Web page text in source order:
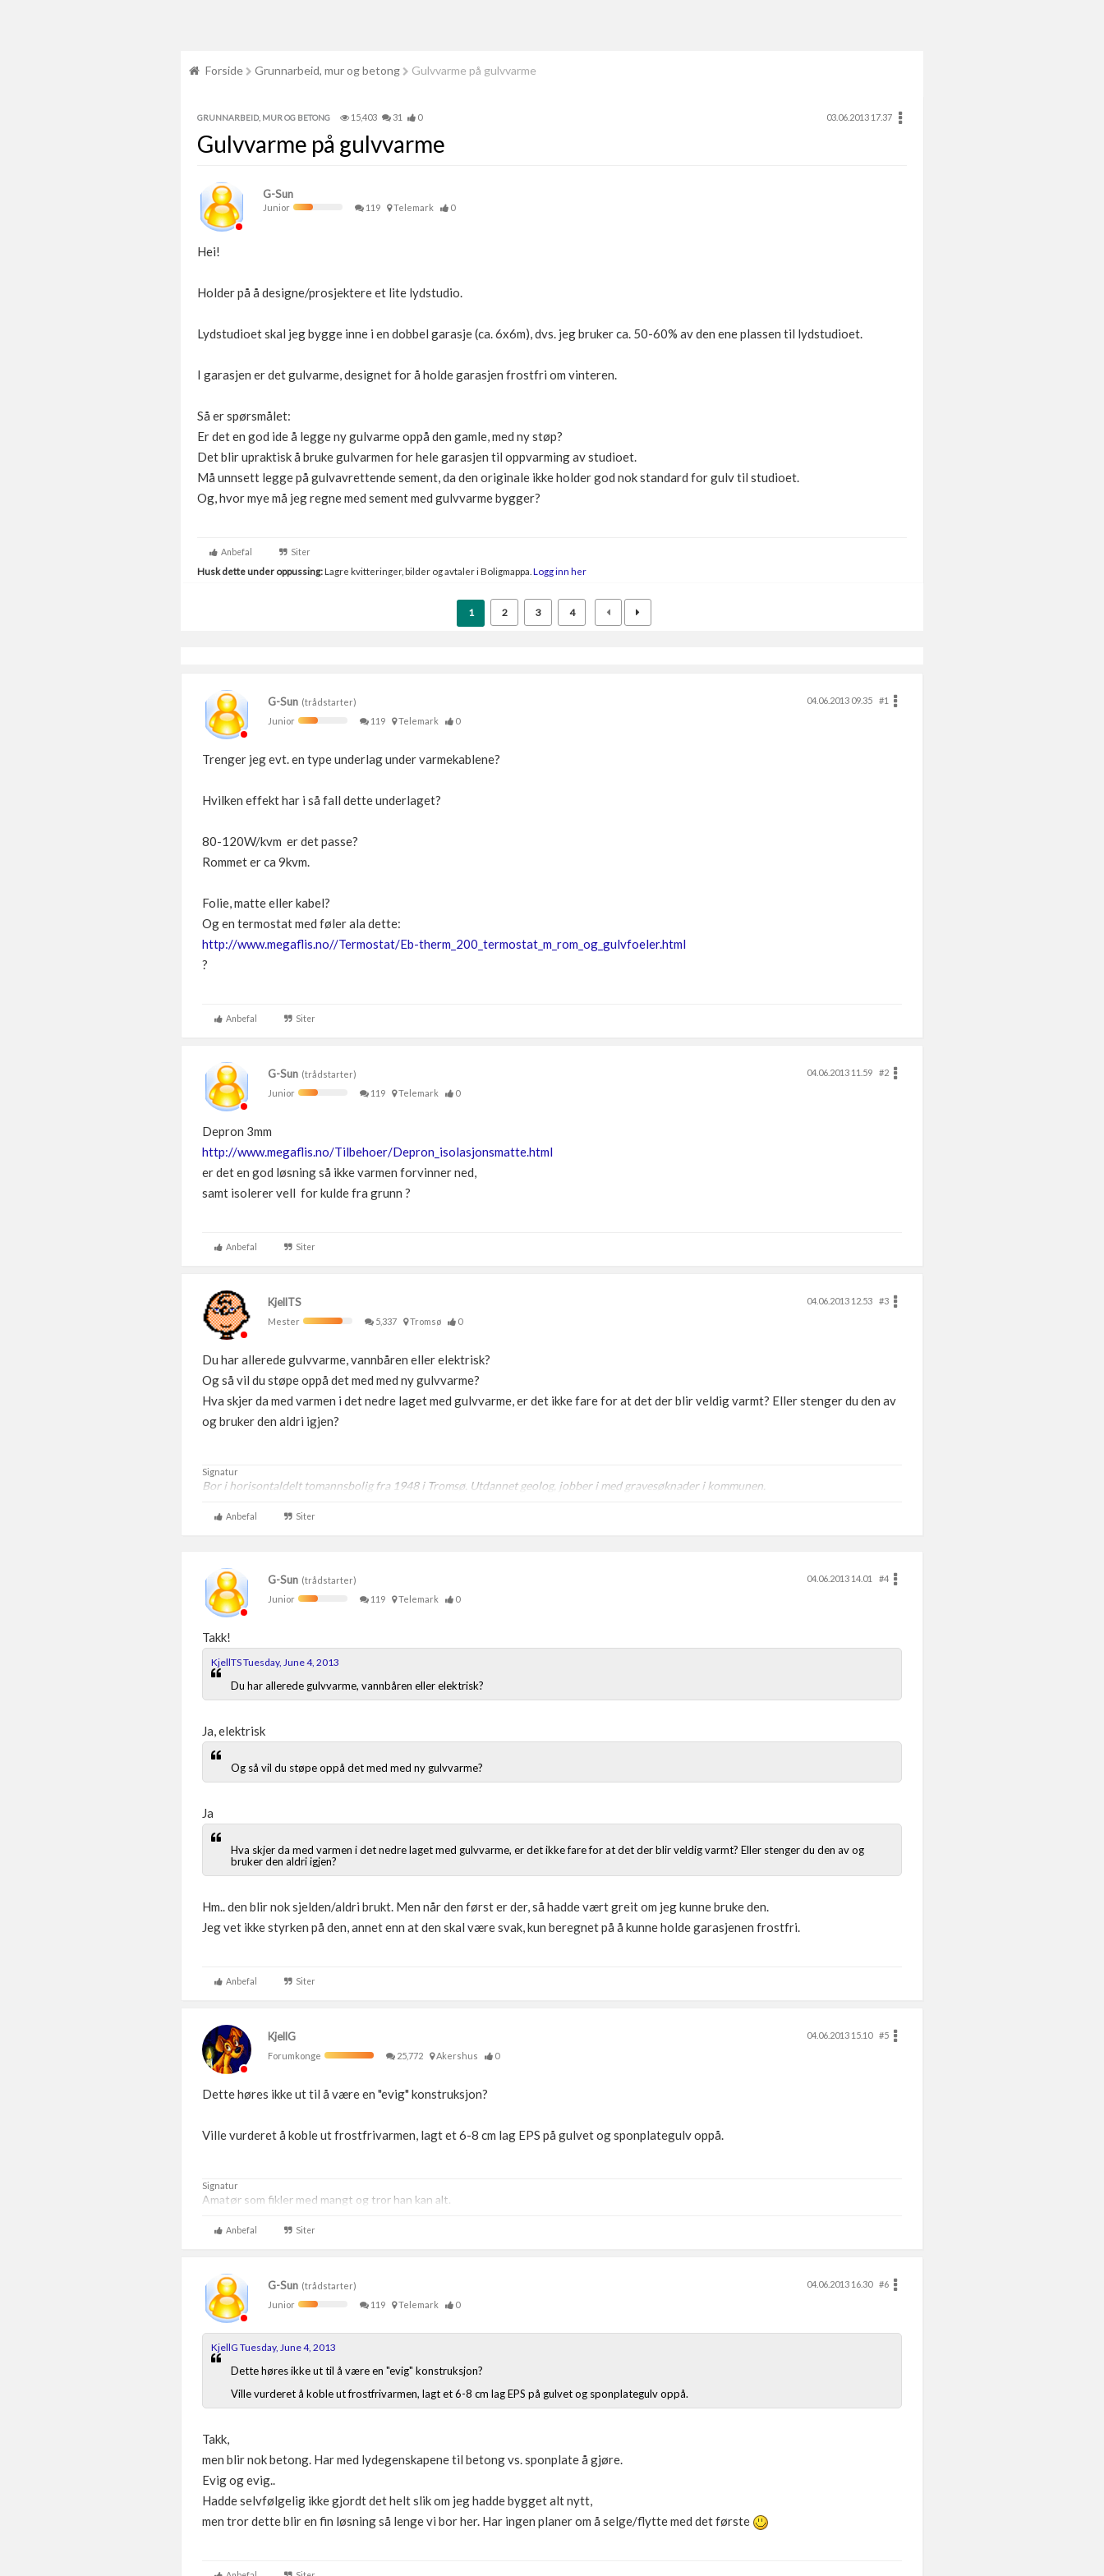
Forside Grunnarbeid, mur og betong Gulvvarme på gulvvarme
GRUNNARBEID, MUR OG BETONG 15,403 31 0 03.06.2013 17.37
Gulvvarme på gulvvarme
G-Sun
Junior 119 Telemark 0
Hei!
Holder på å designe/prosjektere et lite lydstudio.
Lydstudioet skal jeg bygge inne i en dobbel garasje (ca. 6x6m), dvs. jeg bruker ca. 50-60% av den ene plassen til lydstudioet.
I garasjen er det gulvarme, designet for å holde garasjen frostfri om vinteren.
Så er spørsmålet:
Er det en god ide å legge ny gulvarme oppå den gamle, med ny støp?
Det blir upraktisk å bruke gulvarmen for hele garasjen til oppvarming av studioet.
Må unnsett legge på gulvavrettende sement, da den originale ikke holder god nok standard for gulv til studioet.
Og, hvor mye må jeg regne med sement med gulvvarme bygger?
Anbefal Siter
Husk dette under oppussing:Lagre kvitteringer, bilder og avtaler i Boligmappa. Logg inn her
1 2 3 4
G-Sun (trådstarter) 04.06.2013 09.35
#1
Junior
119 Telemark 0
Trenger jeg evt. en type underlag under varmekablene?
Hvilken effekt har i så fall dette underlaget?
80-120W/kvm er det passe?
Rommet er ca 9kvm.
Folie, matte eller kabel?
Og en termostat med føler ala dette:
http://www.megaflis.no//Termostat/Eb-therm_200_termostat_m_rom_og_gulvfoeler.html
?
Anbefal Siter
G-Sun (trådstarter) 04.06.2013 11.59
#2
Junior
119 Telemark 0
Depron 3mm
http://www.megaflis.no/Tilbehoer/Depron_isolasjonsmatte.html
er det en god løsning så ikke varmen forvinner ned,
samt isolerer vell for kulde fra grunn ?
Anbefal Siter
KjellTS 04.06.2013 12.53
#3
Mester
5,337 Tromsø 0
Du har allerede gulvvarme, vannbåren eller elektrisk?
Og så vil du støpe oppå det med med ny gulvvarme?
Hva skjer da med varmen i det nedre laget med gulvvarme, er det ikke fare for at det der blir veldig varmt? Eller stenger du den av
og bruker den aldri igjen?
Signatur
Bor i horisontaldelt tomannsbolig fra 1948 i Tromsø. Utdannet geolog, jobber i med gravesøknader i kommunen.
Anbefal Siter
G-Sun (trådstarter) 04.06.2013 14.01
#4
Junior
119 Telemark 0
Takk!
KjellTS Tuesday, June 4, 2013
Du har allerede gulvvarme, vannbåren eller elektrisk?
Ja, elektrisk
Og så vil du støpe oppå det med med ny gulvvarme?
Ja
Hva skjer da med varmen i det nedre laget med gulvvarme, er det ikke fare for at det der blir veldig varmt? Eller stenger du den av og
bruker den aldri igjen?
Hm.. den blir nok sjelden/aldri brukt. Men når den først er der, så hadde vært greit om jeg kunne bruke den.
Jeg vet ikke styrken på den, annet enn at den skal være svak, kun beregnet på å kunne holde garasjenen frostfri.
Anbefal Siter
KjellG 04.06.2013 15.10
#5
Forumkonge
25,772 Akershus 0
Dette høres ikke ut til å være en "evig" konstruksjon?
Ville vurderet å koble ut frostfrivarmen, lagt et 6-8 cm lag EPS på gulvet og sponplategulv oppå.
Signatur
Amatør som fikler med mangt og tror han kan alt.
Anbefal Siter
G-Sun (trådstarter) 04.06.2013 16.30
#6
Junior
119 Telemark 0
KjellG Tuesday, June 4, 2013
Dette høres ikke ut til å være en "evig" konstruksjon?
Ville vurderet å koble ut frostfrivarmen, lagt et 6-8 cm lag EPS på gulvet og sponplategulv oppå.
Takk,
men blir nok betong. Har med lydegenskapene til betong vs. sponplate å gjøre.
Evig og evig..
Hadde selvfølgelig ikke gjordt det helt slik om jeg hadde bygget alt nytt,
men tror dette blir en fin løsning så lenge vi bor her. Har ingen planer om å selge/flytte med det første